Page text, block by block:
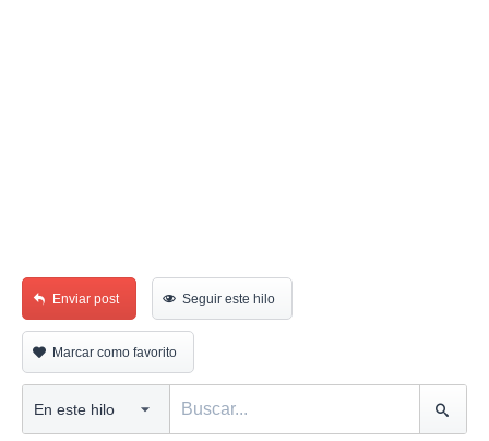
Enviar post Seguir este hilo
Marcar como favorito